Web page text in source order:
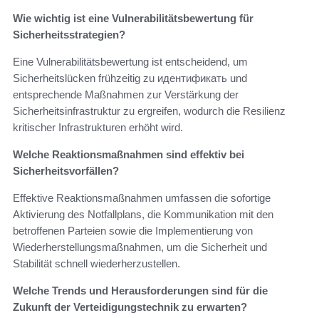
Wie wichtig ist eine Vulnerabilitätsbewertung für
Sicherheitsstrategien?
Eine Vulnerabilitätsbewertung ist entscheidend, um
Sicherheitslücken frühzeitig zu идентификать und
entsprechende Maßnahmen zur Verstärkung der
Sicherheitsinfrastruktur zu ergreifen, wodurch die Resilienz
kritischer Infrastrukturen erhöht wird.
Welche Reaktionsmaßnahmen sind effektiv bei
Sicherheitsvorfällen?
Effektive Reaktionsmaßnahmen umfassen die sofortige
Aktivierung des Notfallplans, die Kommunikation mit den
betroffenen Parteien sowie die Implementierung von
Wiederherstellungsmaßnahmen, um die Sicherheit und
Stabilität schnell wiederherzustellen.
Welche Trends und Herausforderungen sind für die
Zukunft der Verteidigungstechnik zu erwarten?